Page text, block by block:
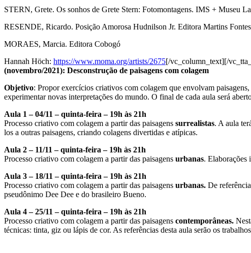
STERN, Grete. Os sonhos de Grete Stern: Fotomontagens. IMS + Museu
RESENDE, Ricardo. Posição Amorosa Hudnilson Jr. Editora Martins Fontes
MORAES, Marcia. Editora Cobogó
Hannah Höch: https://www.moma.org/artists/2675[/vc_column_text][/
(novembro/2021): Desconstrução de paisagens com colagem
Objetivo: Propor exercícios criativos com colagem que envolvam
experimentar novas interpretações do mundo. O final de cada aula será
Aula 1 – 04/11 – quinta-feira – 19h às 21h
Processo criativo com colagem a partir das paisagens surrealistas. A aula
los a outras paisagens, criando colagens divertidas e atípicas.
Aula 2 – 11/11 – quinta-feira – 19h às 21h
Processo criativo com colagem a partir das paisagens urbanas. Elaborações
Aula 3 – 18/11 – quinta-feira – 19h às 21h
Processo criativo com colagem a partir das paisagens urbanas. De
pseudônimo Dee Dee e do brasileiro Bueno.
Aula 4 – 25/11 – quinta-feira – 19h às 21h
Processo criativo com colagem a partir das paisagens contemporâneas.
técnicas: tinta, giz ou lápis de cor. As referências desta aula serão os